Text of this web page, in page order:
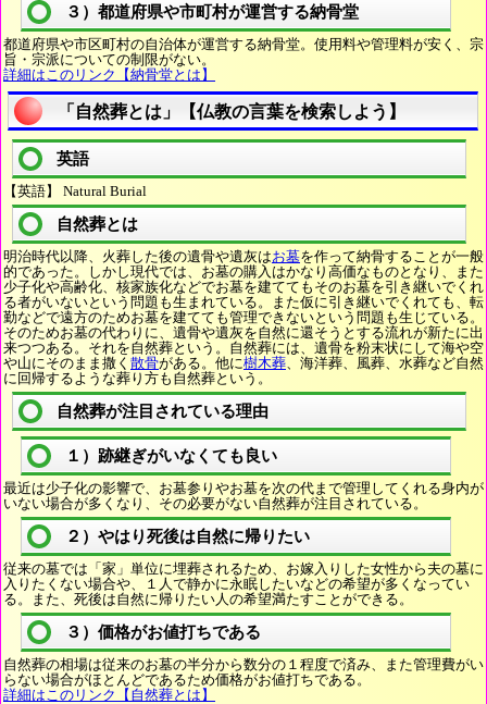
３）都道府県や市町村が運営する納骨堂
都道府県や市区町村の自治体が運営する納骨堂。使用料や管理料が安く、宗
旨・宗派についての制限がない。
詳細はこのリンク【納骨堂とは】
「自然葬とは」【仏教の言葉を検索しよう】
英語
【英語】 Natural Burial
自然葬とは
明治時代以降、火葬した後の遺骨や遺灰はお墓を作って納骨することが一般
的であった。しかし現代では、お墓の購入はかなり高価なものとなり、また
少子化や高齢化、核家族化などでお墓を建ててもそのお墓を引き継いでくれ
る者がいないという問題も生まれている。また仮に引き継いでくれても、転
勤などで遠方のためお墓を建てても管理できないという問題も生じている。
そのためお墓の代わりに、遺骨や遺灰を自然に還そうとする流れが新たに出
来つつある。それを自然葬という。自然葬には、遺骨を粉末状にして海や空
や山にそのまま撒く 散骨がある。他に樹木葬 、海洋葬、風葬、水葬など自然
に回帰するような葬り方も自然葬という。
自然葬が注目されている理由
１）跡継ぎがいなくても良い
最近は少子化の影響で、お墓参りやお墓を次の代まで管理してくれる身内が
いない場合が多くなり、その必要がない自然葬が注目されている。
２）やはり死後は自然に帰りたい
従来の墓では「家」単位に埋葬されるため、お嫁入りした女性から夫の墓に
入りたくない場合や、１人で静かに永眠したいなどの希望が多くなってい
る。また、死後は自然に帰りたい人の希望満たすことができる。
３）価格がお値打ちである
自然葬の相場は従来のお墓の半分から数分の１程度で済み、また管理費がい
らない場合がほとんどであるため価格がお値打ちである。
詳細はこのリンク【自然葬とは】